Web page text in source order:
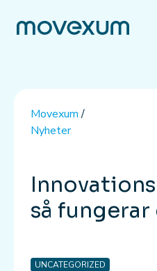
Movexum/
Nyheter
så
UNCATEGORIZED